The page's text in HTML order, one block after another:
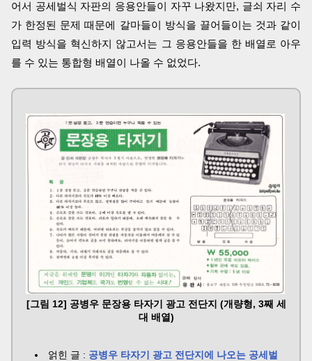
어서 공세벌식 자판의 응용안들이 자꾸 나왔지만, 글쇠 자리 수
가 한정된 문제 때문에 갈마들이 방식을 끌어들이는 것과 같이
입력 방식을 혁신하지 않고서는 그 응용안들을 한 배열로 아우
를 수 있는 통합형 배열이 나올 수 없었다.
[그림 12] 공병우 문장용 타자기 광고 전단지 (개량형, 3째 세
대 배열)
얽힌 글 : 공병우 타자기 광고 전단지에 나오는 공세벌